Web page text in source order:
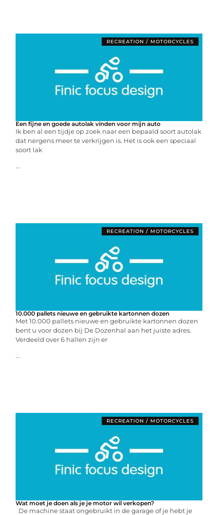
RECREATION / MOTORCYCLES
Een fijne en goede autolak vinden voor mijn auto
Ik ben al een tijdje op zoek naar een bepaald soort autolak
dat nergens meer te verkrijgen is. Het is ook een speciaal
soort lak
...
RECREATION / MOTORCYCLES
10.000 pallets nieuwe en gebruikte kartonnen dozen
Met 10.000 pallets nieuwe en gebruikte kartonnen dozen
bent u voor dozen bij De Dozenhal aan het juiste adres.
Verdeeld over 6 hallen zijn er
...
RECREATION / MOTORCYCLES
Wat moet je doen als je je motor wil verkopen?
De machine staat ongebruikt in de garage of je hebt je